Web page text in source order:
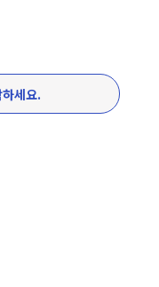
세요.